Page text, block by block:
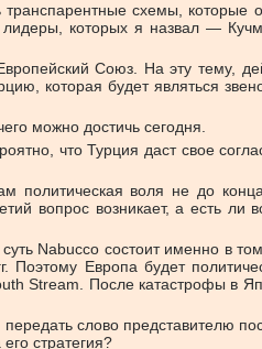
схемы,
которых я назвал —
Союз. На эту тему,
которая будет являться
можно достичь сегодня.
что Турция даст свое
политическая воля не до
вопрос возникает, а есть ли
Nabucco состоит именно в
Европа будет
Stream. После катастрофы в
слово представителю
стратегия?